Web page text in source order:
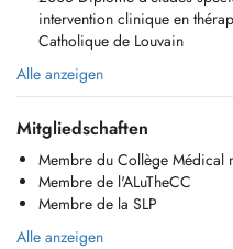
intervention clinique en
Catholique de Louvain
Alle anzeigen
Mitgliedschaften
Membre du Collège Médical
Membre de l'ALuTheCC
Membre de la SLP
Alle anzeigen